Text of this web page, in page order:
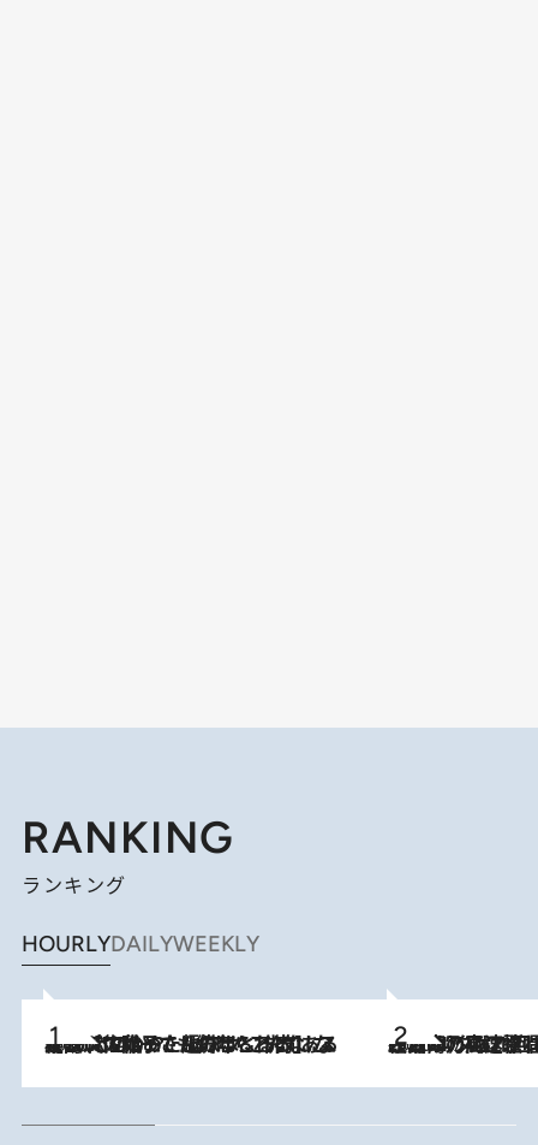
RANKING
ランキング
HOURLYDAILYWEEKLY
2026.8.5
【阿川佐和子さんの年とる力】なぜ70代で始めた趣味は“こんなに楽しい”のか？ ピアノ、俳句…スランプに陥っても続けられる“ある秘訣”とは 2026.8.7
「湘南乃風に憧れて」観客大盛上がりの“タオル回し”に、ラッパー顔負けの高速歌唱まで…さだまさし（74）のアグレッシブすぎる現在地